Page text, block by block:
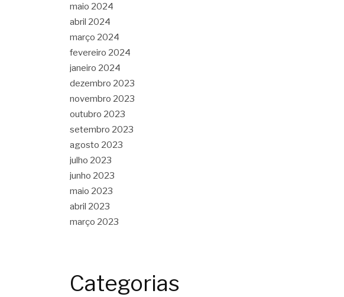
maio 2024
abril 2024
março 2024
fevereiro 2024
janeiro 2024
dezembro 2023
novembro 2023
outubro 2023
setembro 2023
agosto 2023
julho 2023
junho 2023
maio 2023
abril 2023
março 2023
Categorias